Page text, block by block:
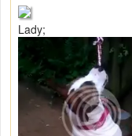
Lady;